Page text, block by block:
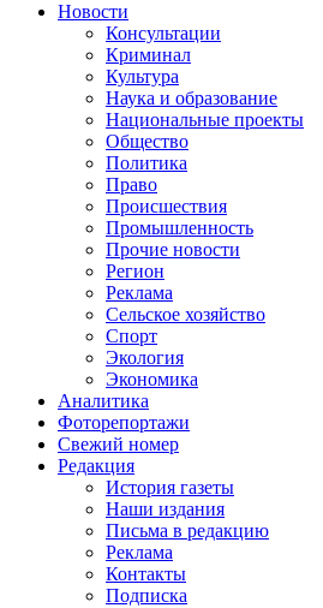
Новости
Консультации
Криминал
Культура
Наука и образование
Национальные проекты
Общество
Политика
Право
Происшествия
Промышленность
Прочие новости
Регион
Реклама
Сельское хозяйство
Спорт
Экология
Экономика
Аналитика
Фоторепортажи
Свежий номер
Редакция
История газеты
Наши издания
Письма в редакцию
Реклама
Контакты
Подписка